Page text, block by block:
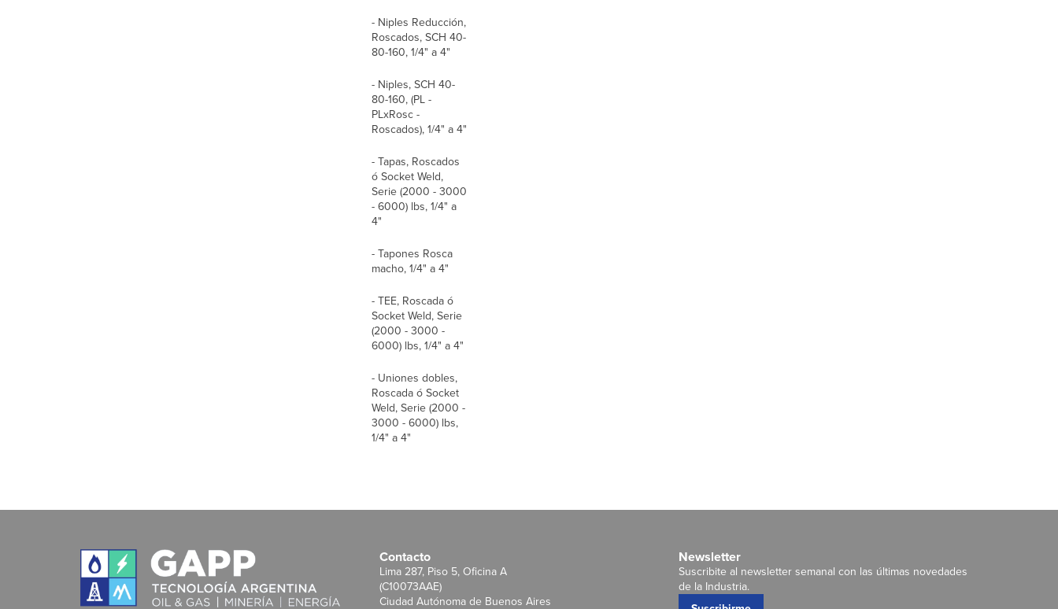
- Niples Reducción,
Roscados, SCH 40-
80-160, 1/4" a 4"
- Niples, SCH 40-
80-160, (PL -
PLxRosc -
Roscados), 1/4" a 4"
- Tapas, Roscados
ó Socket Weld,
Serie (2000 - 3000
- 6000) lbs, 1/4" a
4"
- Tapones Rosca
macho, 1/4" a 4"
- TEE, Roscada ó
Socket Weld, Serie
(2000 - 3000 -
6000) lbs, 1/4" a 4"
- Uniones dobles,
Roscada ó Socket
Weld, Serie (2000 -
3000 - 6000) lbs,
1/4" a 4"
Contacto
Lima 287, Piso 5, Oficina A
(C10073AAE)
Ciudad Autónoma de Buenos Aires
Newsletter
Suscribite al newsletter semanal con las últimas novedades
de la Industria.